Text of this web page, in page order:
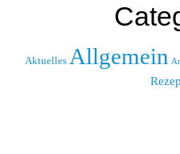
Aktuelles Allgemein